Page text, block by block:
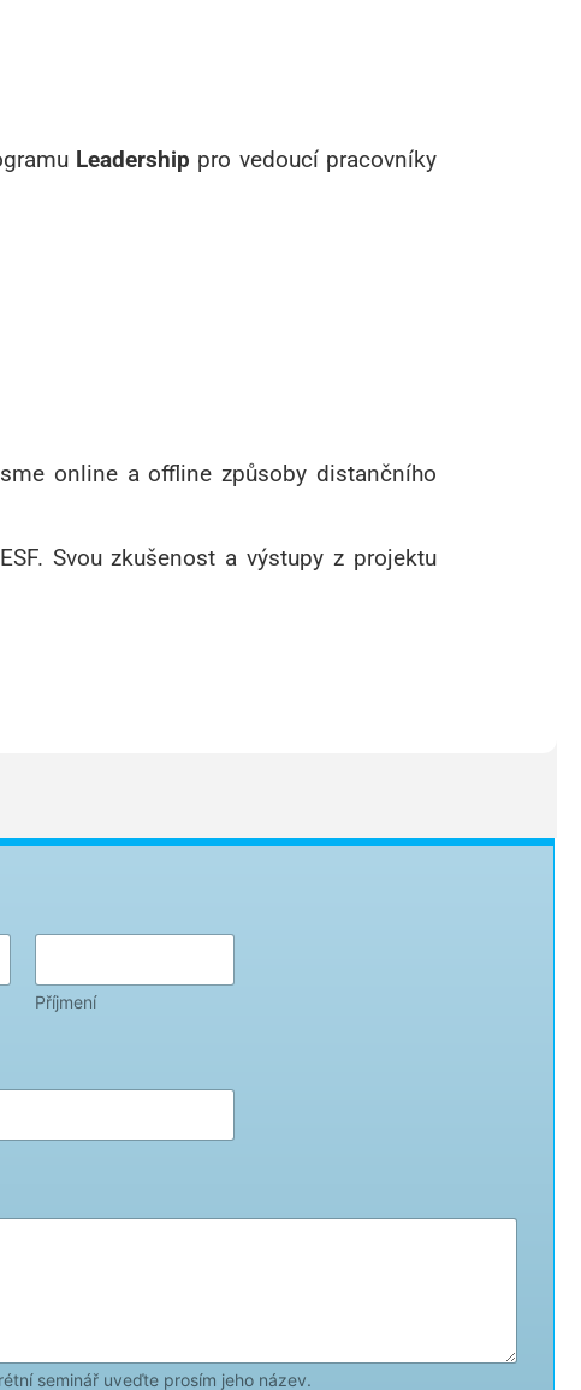
Leadership pro vedoucí pracovníky
online a offline způsoby distančního
Svou zkušenost a výstupy z projektu
Příjmení
seminář uveďte prosím jeho název.